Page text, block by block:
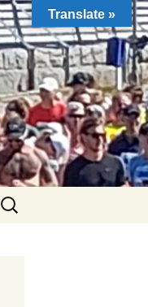
Sök
efter:
Translate »